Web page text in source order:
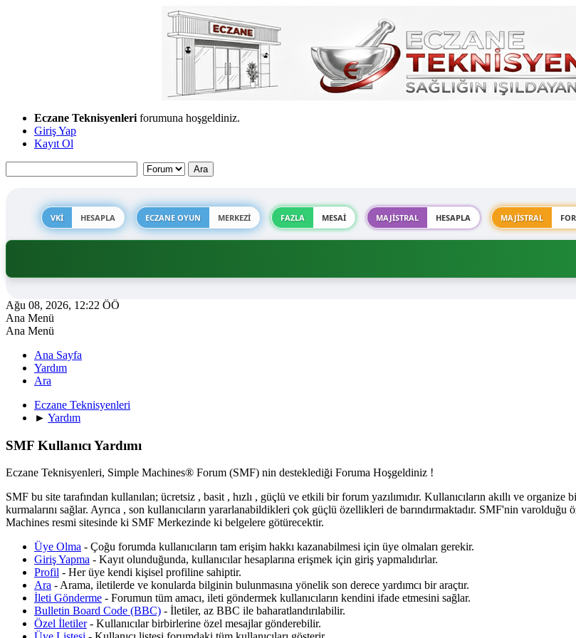
Eczane Teknisyenleri forumuna hoşgeldiniz.
Giriş Yap
Kayıt Ol
VKİ HESAPLA ECZANE OYUN MERKEZİ FAZLA MESAİ MAJİSTRAL HESAPLA MAJİSTRAL
Ağu 08, 2026, 12:22 ÖÖ
Ana Menü
Ana Menü
Ana Sayfa
Yardım
Ara
Eczane Teknisyenleri
► Yardım
SMF Kullanıcı Yardımı
Eczane Teknisyenleri, Simple Machines® Forum (SMF) nin desteklediği Foruma Hoşgeldiniz !
SMF bu site tarafından kullanılan; ücretsiz , basit , hızlı , güçlü ve etkili bir forum yazılımıdır. Kullanıcıların akıllı ve
kurmalarını sağlar. Ayrıca , son kullanıcıların yararlanabildikleri çok güçlü özellikleri de barındırmaktadır. SMF'nin
Machines resmi sitesinde ki SMF Merkezinde ki belgelere götürecektir.
Üye Olma - Çoğu forumda kullanıcıların tam erişim hakkı kazanabilmesi için üye olmaları gerekir.
Giriş Yapma - Kayıt olunduğunda, kullanıcılar hesaplarına erişmek için giriş yapmalıdırlar.
Profil - Her üye kendi kişisel profiline sahiptir.
Ara - Arama, iletilerde ve konularda bilginin bulunmasına yönelik son derece yardımcı bir araçtır.
İleti Gönderme - Forumun tüm amacı, ileti göndermek kullanıcıların kendini ifade etmesini sağlar.
Bulletin Board Code (BBC) - İletiler, az BBC ile baharatlandırılabilir.
Özel İletiler- Kullanıcılar birbirlerine özel mesajlar gönderebilir.